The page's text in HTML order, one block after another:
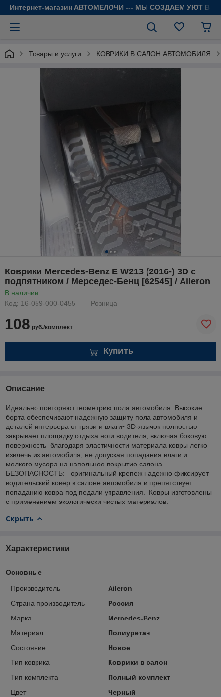
Интернет-магазин АВТОМЕЛОЧИ --- МЫ СОЗДАЕМ УЮТ В
Товары и услуги КОВРИКИ В САЛОН АВТОМОБИЛЯ
Коврики Mercedes-Benz E W213 (2016-) 3D c
подпятником / Мерседес-Бенц [62545] / Aileron
В наличии
Код: 16-059-000-0455
Розница
108 руб./комплект
Купить
Описание
Идеально повторяют геометрию пола автомобиля. Высокие
борта обеспечивают надежную защиту пола автомобиля и
деталей интерьера от грязи и влаги• 3D-язычок полностью
закрывает площадку отдыха ноги водителя, включая боковую
поверхность благодаря эластичности материала ковры легко
извлечь из автомобиля, не допуская попадания влаги и
мелкого мусора на напольное покрытие салона.
БЕЗОПАСНОСТЬ: оригинальный крепеж надежно фиксирует
водительский ковер в салоне автомобиля и препятствует
попаданию ковра под педали управления. Ковры изготовлены
с применением экологически чистых материалов.
Скрыть
Характеристики
Основные
Производитель
Aileron
Страна производитель
Россия
Марка
Mercedes-Benz
Материал
Полиуретан
Состояние
Новое
Тип коврика
Коврики в салон
Тип комплекта
Полный комплект
Цвет
Черный